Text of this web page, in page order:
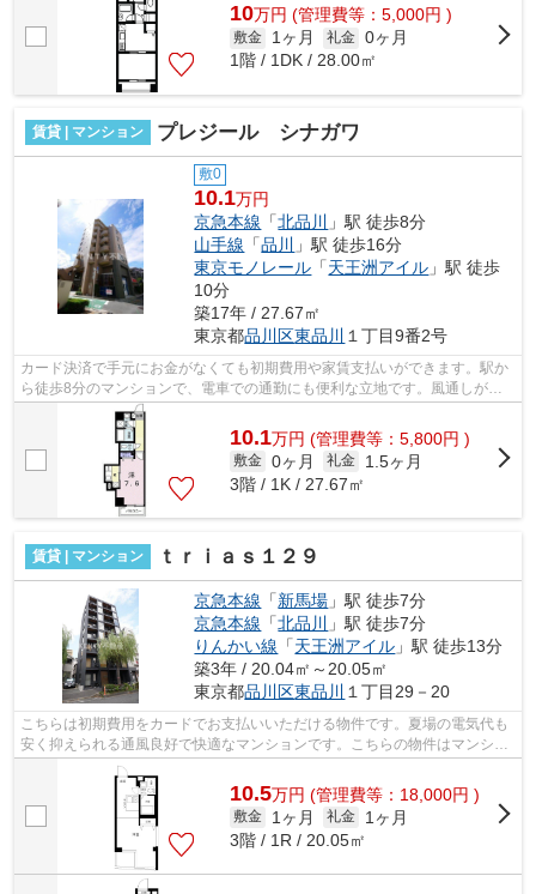
10万円 (管理費等：5,000円 )
敷金 1ヶ月 礼金 0ヶ月
1階 / 1DK / 28.00㎡
賃貸 | マンション プレジール シナガワ
敷0
10.1万円
京急本線 「北品川
」駅 徒歩8分
山手線 「品川
」駅 徒歩16分
東京モノレール 「天王洲アイル 」駅 徒歩
10分
築17年 / 27.67㎡
東京都品川区東品川 １丁目9番2号
カード決済で手元にお金がなくても初期費用や家賃支払いができます。駅か
ら徒歩8分のマンションで、電車での通勤にも便利な立地です。風通しが良
く、湿気やカビの心配が少ないマンショ...
10.1万円 (管理費等：5,800円 )
敷金 0ヶ月 礼金
1.5ヶ月
3階 / 1K / 27.67㎡
賃貸 | マンション ｔｒｉａｓ１２９
京急本線 「新馬場 」駅 徒歩7分
京急本線 「北品川
」駅 徒歩7分
りんかい線 「天王洲アイル 」駅 徒歩13分
築3年 / 20.04㎡～20.05㎡
東京都品川区東品川 １丁目29－20
こちらは初期費用をカードでお支払いいただける物件です。夏場の電気代も
安く抑えられる通風良好で快適なマンションです。こちらの物件はマンショ
ンです。アクセスの良い徒歩7分の物件...
10.5万円 (管理費等：18,000円 )
敷金 1ヶ月 礼金
1ヶ月
3階 / 1R / 20.05㎡